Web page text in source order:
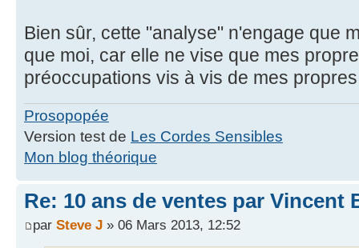
Bien sûr, cette "analyse" n'engage que
que moi, car elle ne vise que mes
préoccupations vis à vis de mes
Prosopopée
Version test de Les Cordes Sensibles
Mon blog théorique
Re: 10 ans de ventes par Vincent
par Steve J » 06 Mars 2013, 12:52